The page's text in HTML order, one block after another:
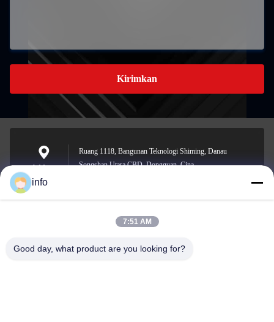
Kirimkan
Address
Ruang 1118, Bangunan Teknologi Shiming, Danau
Songshan Utara CBD, Dongguan, Cina
info@gdpowerplus.com
info
7:51 AM
Good day, what product are you looking for?